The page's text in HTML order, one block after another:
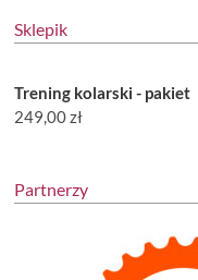
Sklepik
Trening kolarski - pakiet
249,00zł
Partnerzy